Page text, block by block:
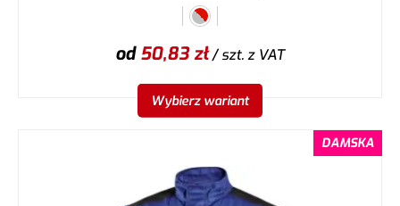
od50,83zł/ szt.z VAT
Wybierz wariant
DAMSKA